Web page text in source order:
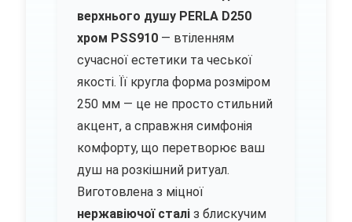
верхнього душу PERLA D250
хром PSS910 — втіленням
сучасної естетики та чеської
якості. Її кругла форма розміром
250 мм — це не просто стильний
акцент, а справжня симфонія
комфорту, що перетворює ваш
душ на розкішний ритуал.
Виготовлена з міцної
нержавіючої сталі з блискучим